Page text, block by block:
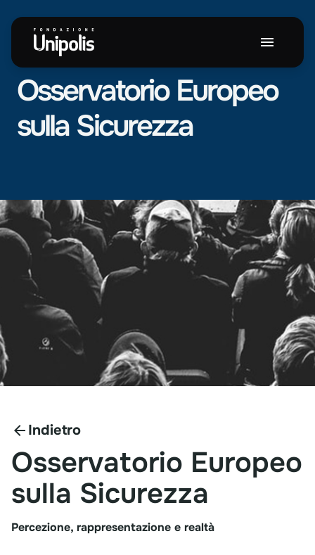
PROGETTO
Osservatorio Europeo
sulla Sicurezza
Indietro
Osservatorio Europeo
sulla Sicurezza
Percezione, rappresentazione e realtà